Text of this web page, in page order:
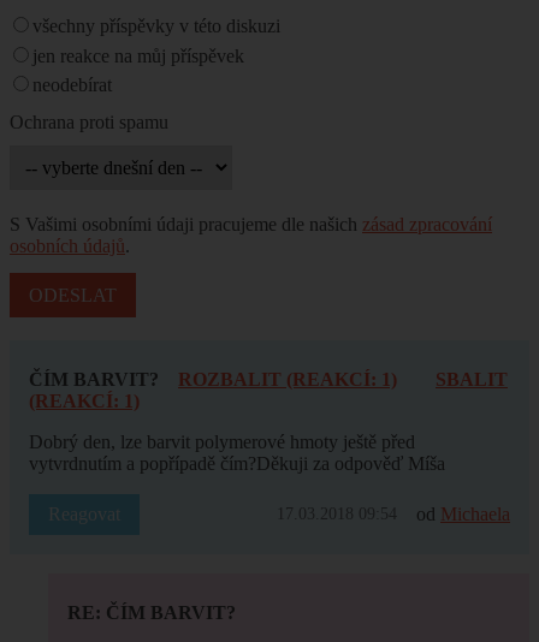
všechny příspěvky v této diskuzi
jen reakce na můj příspěvek
neodebírat
Ochrana proti spamu
S Vašimi osobními údaji pracujeme dle našich zásad zpracování
osobních údajů.
ČÍM BARVIT? ROZBALIT (REAKCÍ: 1)
SBALIT
(REAKCÍ: 1)
Dobrý den, lze barvit polymerové hmoty ještě před
vytvrdnutím a popřípadě čím?Děkuji za odpověď Míša
Reagovat 17.03.2018 09:54 od Michaela
RE: ČÍM BARVIT?